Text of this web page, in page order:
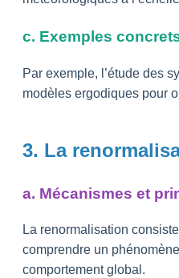
c. Exemples
Par exemple, l’étude des
modèles ergodiques pour
3. La
a. Mécanismes et
La renormalisation
comprendre un
comportement global.